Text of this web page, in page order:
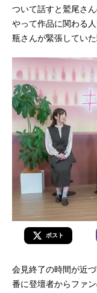
ついて話すと鷲尾さ
やって作品に関わる
瓶さんが緊張してい
ポスト
会見終了の時間が近
番に登壇者からファ